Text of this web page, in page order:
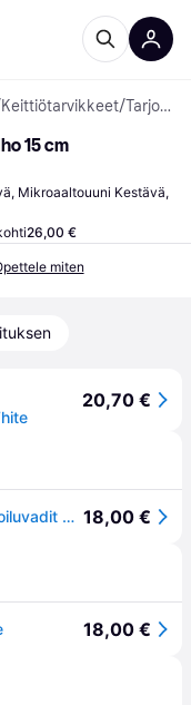
Keittiötarvikkeet/ Tarjoilukulhot
15 cm
Mikroaaltouuni Kestävä,
26,00 €
miten
20,70 €
Villeroy & Boch Afina Kulho 55 Cl - Tarjoiluvadit Posliini Valkoinen - 1042931900 18,00 €
18,00 €